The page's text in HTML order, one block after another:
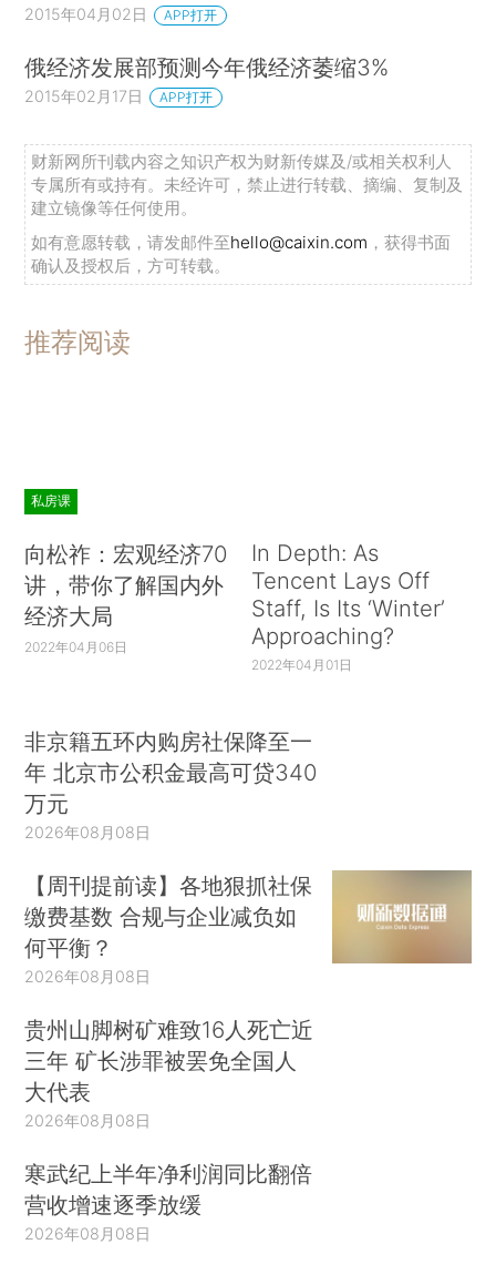
2015年04月02日 APP打开
俄经济发展部预测今年俄经济萎缩3%
2015年02月17日 APP打开
财新网所刊载内容之知识产权为财新传媒及/或相关权利人
专属所有或持有。未经许可，禁止进行转载、摘编、复制及
建立镜像等任何使用。
如有意愿转载，请发邮件至hello@caixin.com ，获得书面
确认及授权后，方可转载。
推荐阅读
私房课
向松祚：宏观经济70
讲，带你了解国内外
经济大局
2022年04月06日
In Depth: As
Tencent Lays Off
Staff, Is Its ‘Winter’
Approaching?
2022年04月01日
非京籍五环内购房社保降至一
年 北京市公积金最高可贷340
万元
2026年08月08日
【周刊提前读】各地狠抓社保
缴费基数 合规与企业减负如
何平衡？
2026年08月08日
贵州山脚树矿难致16人死亡近
三年 矿长涉罪被罢免全国人
大代表
2026年08月08日
寒武纪上半年净利润同比翻倍
营收增速逐季放缓
2026年08月08日